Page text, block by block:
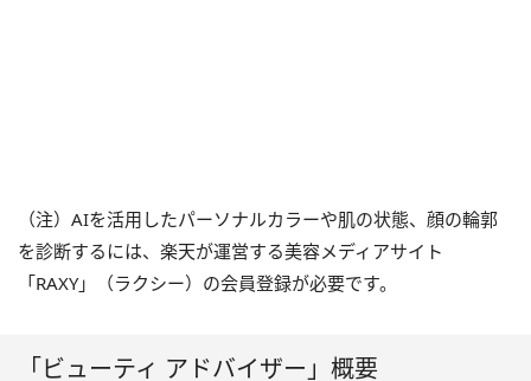
（注）AIを活用したパーソナルカラーや肌の状態、顔の輪郭
を診断するには、楽天が運営する美容メディアサイト
「RAXY」（ラクシー）の会員登録が必要です。
「ビューティ アドバイザー」概要